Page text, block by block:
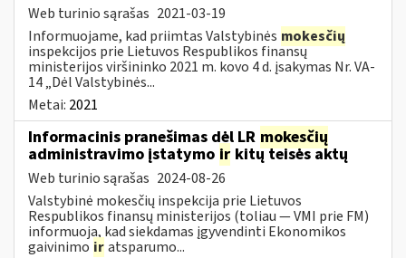
Web turinio sąrašas 2021-03-19
Informuojame, kad priimtas Valstybinės mokesčių
inspekcijos prie Lietuvos Respublikos finansų
ministerijos viršininko 2021 m. kovo 4 d. įsakymas Nr. VA-
14 „Dėl Valstybinės...
Metai: 2021
Informacinis pranešimas dėl LR mokesčių
administravimo įstatymo ir kitų teisės aktų
Web turinio sąrašas 2024-08-26
Valstybinė mokesčių inspekcija prie Lietuvos
Respublikos finansų ministerijos (toliau — VMI prie FM)
informuoja, kad siekdamas įgyvendinti Ekonomikos
gaivinimo iratsparumo...